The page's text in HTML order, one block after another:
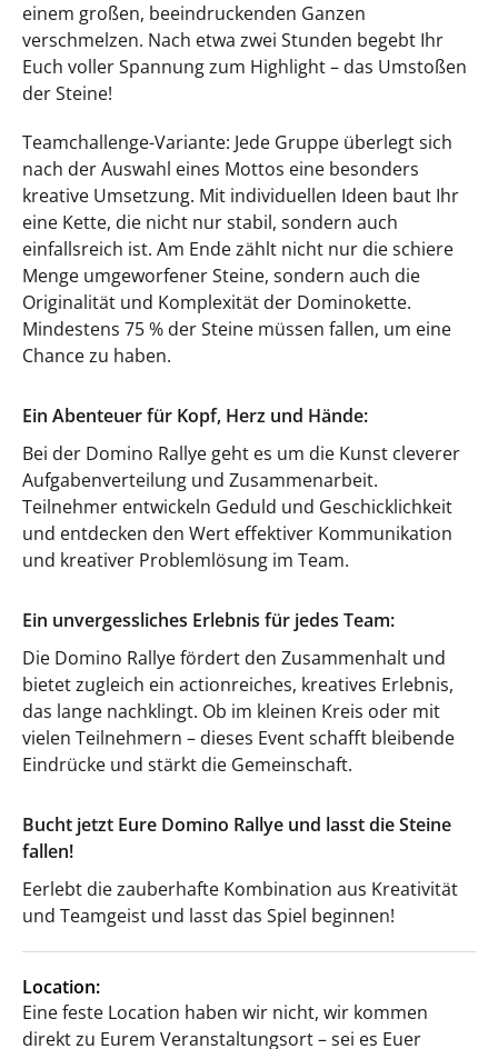
einem großen, beeindruckenden Ganzen
verschmelzen. Nach etwa zwei Stunden begebt Ihr
Euch voller Spannung zum Highlight – das Umstoßen
der Steine!
Teamchallenge-Variante: Jede Gruppe überlegt sich
nach der Auswahl eines Mottos eine besonders
kreative Umsetzung. Mit individuellen Ideen baut Ihr
eine Kette, die nicht nur stabil, sondern auch
einfallsreich ist. Am Ende zählt nicht nur die schiere
Menge umgeworfener Steine, sondern auch die
Originalität und Komplexität der Dominokette.
Mindestens 75 % der Steine müssen fallen, um eine
Chance zu haben.
Ein Abenteuer für Kopf, Herz und Hände:
Bei der Domino Rallye geht es um die Kunst cleverer
Aufgabenverteilung und Zusammenarbeit.
Teilnehmer entwickeln Geduld und Geschicklichkeit
und entdecken den Wert effektiver Kommunikation
und kreativer Problemlösung im Team.
Ein unvergessliches Erlebnis für jedes Team:
Die Domino Rallye fördert den Zusammenhalt und
bietet zugleich ein actionreiches, kreatives Erlebnis,
das lange nachklingt. Ob im kleinen Kreis oder mit
vielen Teilnehmern – dieses Event schafft bleibende
Eindrücke und stärkt die Gemeinschaft.
Bucht jetzt Eure Domino Rallye und lasst die Steine
fallen!
Eerlebt die zauberhafte Kombination aus Kreativität
und Teamgeist und lasst das Spiel beginnen!
Location:
Eine feste Location haben wir nicht, wir kommen
direkt zu Eurem Veranstaltungsort – sei es Euer